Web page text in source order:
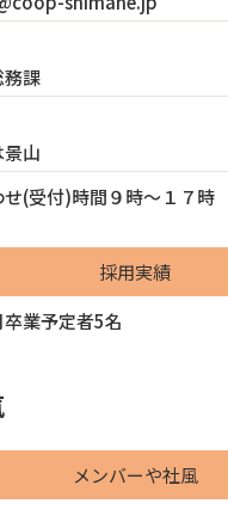
課
山
(受付)時間９時～１７時
採用実績
業予定者5名
メンバーや社風